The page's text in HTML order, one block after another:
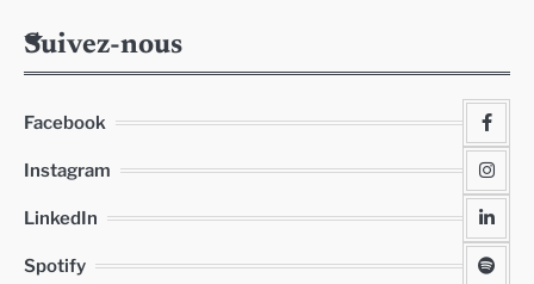
Suivez-nous
Facebook
Instagram
LinkedIn
Spotify